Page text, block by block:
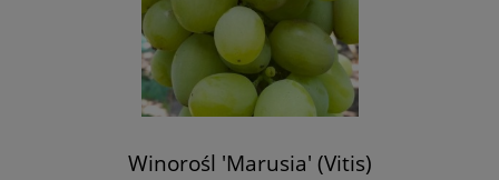
Winorośl 'Marusia' (Vitis)